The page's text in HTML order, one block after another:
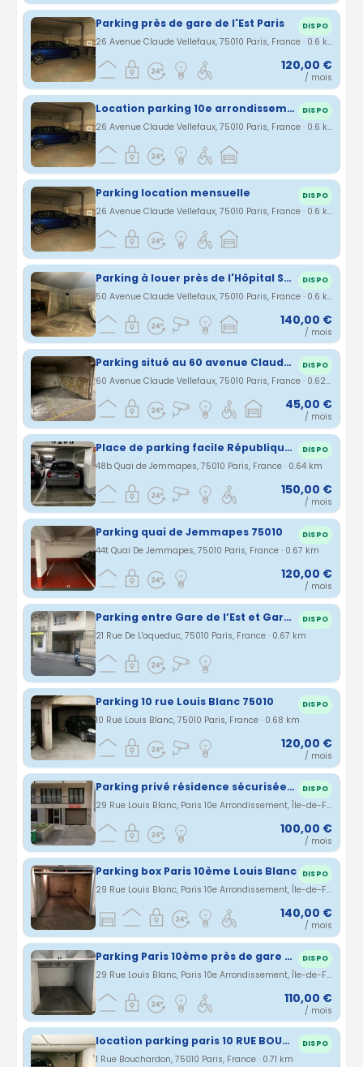
Parking près de gare de l'Est Paris DISPO
26 Avenue Claude Vellefaux, 75010 Paris, France · 0.6 km
120,00 €
/ mois
Location parking 10e arrondissement DISPO
26 Avenue Claude Vellefaux, 75010 Paris, France · 0.6 km
Parking location mensuelle DISPO
26 Avenue Claude Vellefaux, 75010 Paris, France · 0.6 km
Parking à louer près de l'Hôpital Saint-Louis DISPO
50 Avenue Claude Vellefaux, 75010 Paris, France · 0.6 km
140,00 €
/ mois
Parking situé au 60 avenue Claude Vellefaux proche Gare de l’Est pour Deux-Roues DISPO
60 Avenue Claude Vellefaux, 75010 Paris, France · 0.62 km
45,00 €
/ mois
Place de parking facile République Canal Saint martin DISPO
48b Quai de Jemmapes, 75010 Paris, France · 0.64 km
150,00 €
/ mois
Parking quai de Jemmapes 75010 DISPO
44t Quai De Jemmapes, 75010 Paris, France · 0.67 km
120,00 €
/ mois
Parking entre Gare de l’Est et Gare du Nord DISPO
21 Rue De L'aqueduc, 75010 Paris, France · 0.67 km
Parking 10 rue Louis Blanc 75010 DISPO
10 Rue Louis Blanc, 75010 Paris, France · 0.68 km
120,00 €
/ mois
Parking privé résidence sécurisée, Canal St Martin DISPO
29 Rue Louis Blanc, Paris 10e Arrondissement, Île-de-France, France · 0.69 km
100,00 €
/ mois
Parking box Paris 10ème Louis Blanc DISPO
29 Rue Louis Blanc, Paris 10e Arrondissement, Île-de-France, France · 0.69 km
140,00 €
/ mois
Parking Paris 10ème près de gare de l'Est et du Nord DISPO
29 Rue Louis Blanc, Paris 10e Arrondissement, Île-de-France, France · 0.69 km
110,00 €
/ mois
location parking paris 10 RUE BOUCHARDON 2ème sous sol DISPO
1 Rue Bouchardon, 75010 Paris, France · 0.71 km